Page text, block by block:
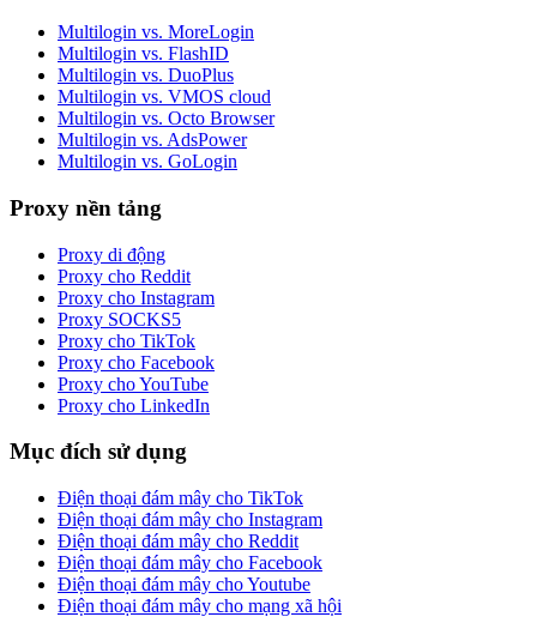
Multilogin vs. MoreLogin
Multilogin vs. FlashID
Multilogin vs. DuoPlus
Multilogin vs. VMOS cloud
Multilogin vs. Octo Browser
Multilogin vs. AdsPower
Multilogin vs. GoLogin
Proxy nền tảng
Proxy di động
Proxy cho Reddit
Proxy cho Instagram
Proxy SOCKS5
Proxy cho TikTok
Proxy cho Facebook
Proxy cho YouTube
Proxy cho LinkedIn
Mục đích sử dụng
Điện thoại đám mây cho TikTok
Điện thoại đám mây cho Instagram
Điện thoại đám mây cho Reddit
Điện thoại đám mây cho Facebook
Điện thoại đám mây cho Youtube
Điện thoại đám mây cho mạng xã hội